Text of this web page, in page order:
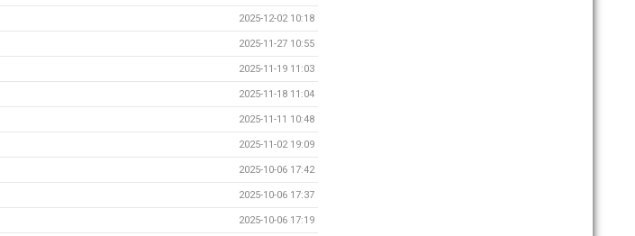
2025-12-02 10:18
2025-11-27 10:55
2025-11-19 11:03
2025-11-18 11:04
2025-11-11 10:48
2025-11-02 19:09
2025-10-06 17:42
2025-10-06 17:37
2025-10-06 17:19